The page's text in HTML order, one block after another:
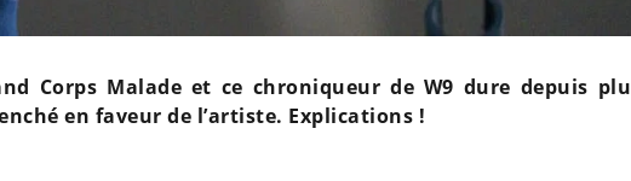
Corps Malade et ce chroniqueur de W9 dure depuis
en faveur de l’artiste. Explications !